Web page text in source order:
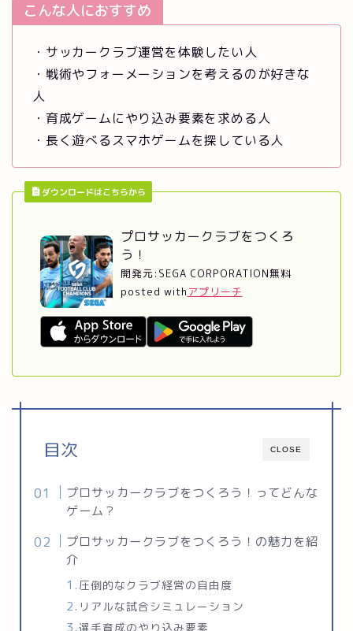
こんな人におすすめ
・サッカークラブ運営を体験したい人
・戦術やフォーメーションを考えるのが好きな
人
・育成ゲームにやり込み要素を求める人
・長く遊べるスマホゲームを探している人
ダウンロードはこちらから
プロサッカークラブをつくろ
う！
開発元: SEGA CORPORATION無料
posted with アプリーチ
CLOSE
目次
プロサッカークラブをつくろう！ってどんな
ゲーム？
プロサッカークラブをつくろう！の魅力を紹
介
圧倒的なクラブ経営の自由度
リアルな試合シミュレーション
選手育成のやり込み要素